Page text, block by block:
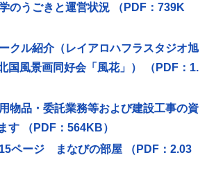
のうごきと運営状況 （PDF：739K
クル紹介（レイアロハフラスタジオ旭
国風景画同好会「風花」） （PDF：1.
物品・委託業務等および建設工事の資
す （PDF：564KB）
ページ まなびの部屋 （PDF：2.03